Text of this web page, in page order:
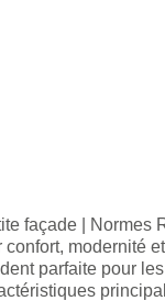
façade |
confort, modernité
parfaite pour